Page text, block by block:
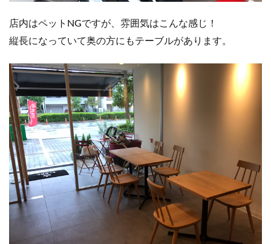
店内はペットNGですが、雰囲気はこんな感じ！
縦長になっていて奥の方にもテーブルがあります。